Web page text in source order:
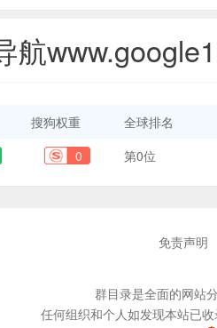
航
搜狗权重
全球排名
0 第0位
免责声明
群目录是全面的网站
任何组织和个人如发现本站已